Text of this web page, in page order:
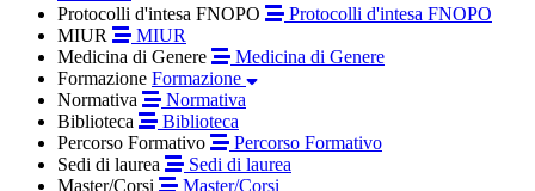
Protocolli d'intesa FNOPO
Protocolli d'intesa FNOPO
MIUR
MIUR
Medicina di Genere
Medicina di Genere
Formazione Formazione
Normativa
Normativa
Biblioteca
Biblioteca
Percorso Formativo
Percorso Formativo
Sedi di laurea
Sedi di laurea
Master/Corsi
Master/Corsi